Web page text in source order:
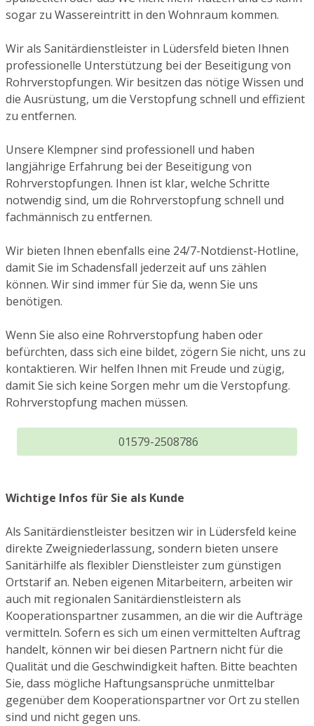
sogar zu Wassereintritt in den Wohnraum kommen.
Wir als Sanitärdienstleister in Lüdersfeld bieten Ihnen
professionelle Unterstützung bei der Beseitigung von
Rohrverstopfungen. Wir besitzen das nötige Wissen und
die Ausrüstung, um die Verstopfung schnell und effizient
zu entfernen.
Unsere Klempner sind professionell und haben
langjährige Erfahrung bei der Beseitigung von
Rohrverstopfungen. Ihnen ist klar, welche Schritte
notwendig sind, um die Rohrverstopfung schnell und
fachmännisch zu entfernen.
Wir bieten Ihnen ebenfalls eine 24/7-Notdienst-Hotline,
damit Sie im Schadensfall jederzeit auf uns zählen
können. Wir sind immer für Sie da, wenn Sie uns
benötigen.
Wenn Sie also eine Rohrverstopfung haben oder
befürchten, dass sich eine bildet, zögern Sie nicht, uns zu
kontaktieren. Wir helfen Ihnen mit Freude und zügig,
damit Sie sich keine Sorgen mehr um die Verstopfung.
Rohrverstopfung machen müssen.
01579-2508786
Wichtige Infos für Sie als Kunde
Als Sanitärdienstleister besitzen wir in Lüdersfeld keine
direkte Zweigniederlassung, sondern bieten unsere
Sanitärhilfe als flexibler Dienstleister zum günstigen
Ortstarif an. Neben eigenen Mitarbeitern, arbeiten wir
auch mit regionalen Sanitärdienstleistern als
Kooperationspartner zusammen, an die wir die Aufträge
vermitteln. Sofern es sich um einen vermittelten Auftrag
handelt, können wir bei diesen Partnern nicht für die
Qualität und die Geschwindigkeit haften. Bitte beachten
Sie, dass mögliche Haftungsansprüche unmittelbar
gegenüber dem Kooperationspartner vor Ort zu stellen
sind und nicht gegen uns.